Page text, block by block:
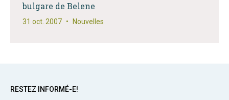
bulgare de Belene
31 oct. 2007 • Nouvelles
RESTEZ INFORMÉ-E!